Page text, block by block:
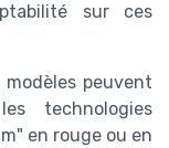
sur ces
modèles peuvent
technologies
en rouge ou en